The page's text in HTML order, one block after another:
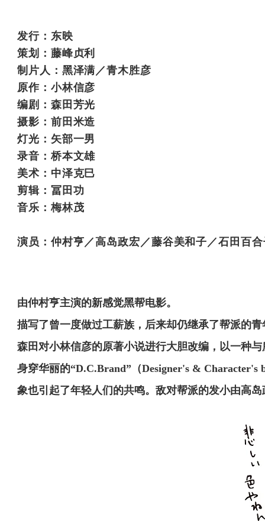
发行：东映
策划：藤峰贞利
制片人：黑泽满／青木胜彦
原作：小林信彦
编剧：森田芳光
摄影：前田米造
灯光：矢部一男
录音：桥本文雄
美术：中泽克巳
剪辑：冨田功
音乐：梅林茂
演员：仲村亨／高岛政宏／藤谷美和子／石田百
由仲村亨主演的新感觉黑帮电影。
描写了曾一度做过工薪族，后来却仍继承了帮派的
森田对小林信彦的原著小说进行大胆改编，以一种
身穿华丽的“D.C.Brand”（Designer's &
象也引起了年轻人们的共鸣。敌对帮派的发小由高